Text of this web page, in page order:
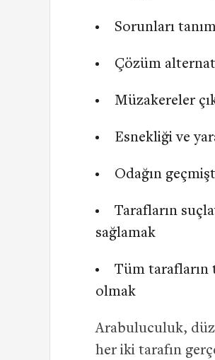
Sorunları
Çözüm
Müzakereler
Esnekliği ve
Odağın
Tarafların
sağlamak
Tüm tarafların
olmak
Arabuluculuk,
her iki tarafın